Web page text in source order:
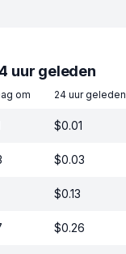
uur geleden
om 24 uur geleden
$0.01
$0.03
$0.13
$0.26